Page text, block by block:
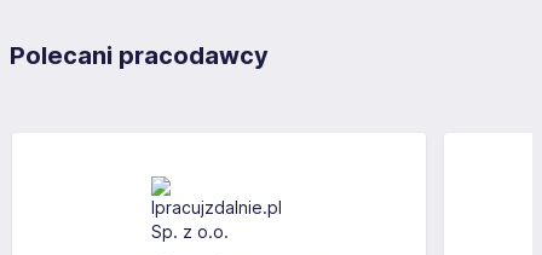
Polecani pracodawcy